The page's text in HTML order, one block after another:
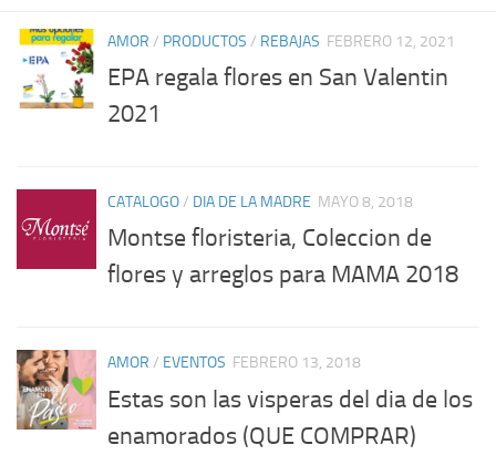
AMOR / PRODUCTOS / REBAJAS FEBRERO 12, 2021
EPA regala flores en San Valentin
2021
CATALOGO/ DIA DE LA MADRE MAYO 8, 2018
Montse floristeria, Coleccion de
flores y arreglos para MAMA 2018
AMOR / EVENTOS FEBRERO 13, 2018
Estas son las visperas del dia de los
enamorados (QUE COMPRAR)